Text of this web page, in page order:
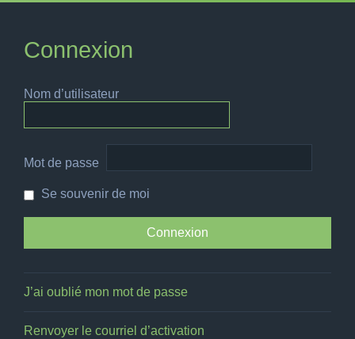
Connexion
Nom d’utilisateur
Mot de passe
Se souvenir de moi
J’ai oublié mon mot de passe
Renvoyer le courriel d’activation